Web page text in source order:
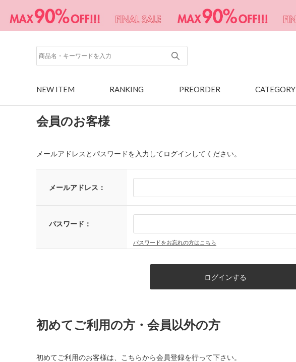
NEW ITEM RANKING PREORDER CATEGORY
会員のお客様
メールアドレスとパスワードを入力してログインしてください。
メールアドレス：
パスワード：
パスワードをお忘れの方はこちら
初めてご利用の方・会員以外の方
初めてご利用のお客様は、こちらから会員登録を行って下さい。